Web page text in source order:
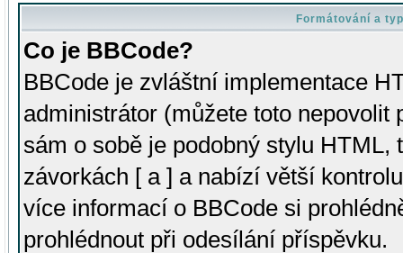
Formátování a
Co je BBCode?
BBCode je zvláštní implementace
administrátor (můžete toto
sám o sobě je podobný stylu HTML,
závorkách [ a ] a nabízí větší
více informací o BBCode si
prohlédnout při odesílání příspěvku.